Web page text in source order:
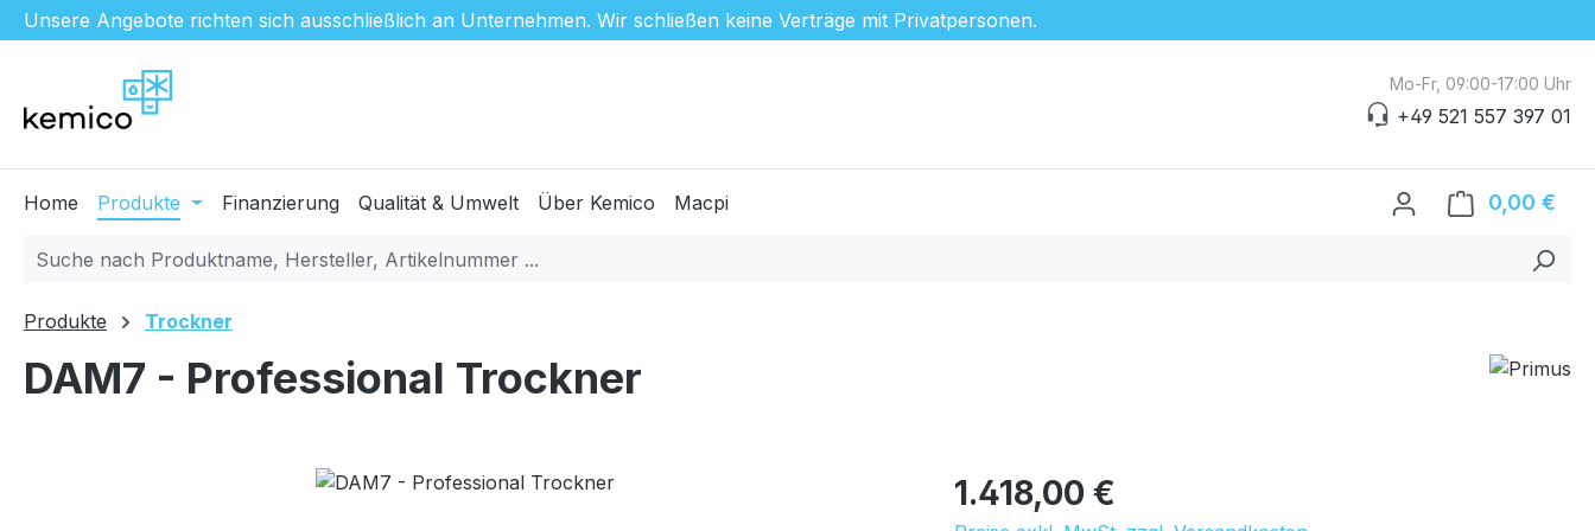
Unsere Angebote richten sich ausschließlich an Unternehmen. Wir schließen keine Verträge mit Privatpersonen.
Hauptinhalt springen
Zur Suche springen
Zur Hauptnavigation springen
Mo-Fr, 09:00-17:00 Uhr
+49 521 557 397 01
Home Produkte Finanzierung Qualität & Umwelt Über Kemico Macpi 0,00 €
Produkte Trockner
DAM7 - Professional Trockner
Regulärer Preis:
1.418,00 €